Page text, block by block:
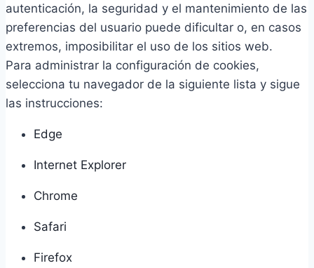
autenticación, la seguridad y el mantenimiento de las
preferencias del usuario puede dificultar o, en casos
extremos, imposibilitar el uso de los sitios web.
Para administrar la configuración de cookies,
selecciona tu navegador de la siguiente lista y sigue
las instrucciones:
Edge
Internet Explorer
Chrome
Safari
Firefox